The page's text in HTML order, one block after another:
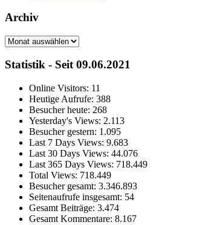
Archiv
Archiv
Statistik - Seit 09.06.2021
Online Visitors: 11
Heutige Aufrufe: 388
Besucher heute: 268
Yesterday's Views: 2.113
Besucher gestern: 1.095
Last 7 Days Views: 9.683
Last 30 Days Views: 44.076
Last 365 Days Views: 718.449
Total Views: 718.449
Besucher gesamt: 3.346.893
Seitenaufrufe insgesamt: 54
Gesamt Beiträge: 3.474
Gesamt Kommentare: 8.167